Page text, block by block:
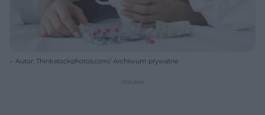
Autor: Thinkstockphotos.com/ Archiwum prywatne